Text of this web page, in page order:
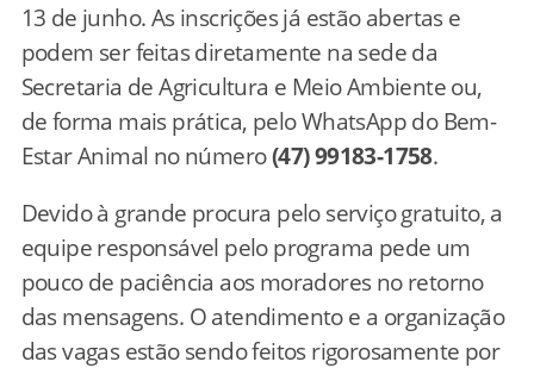
13 de junho. As inscrições já estão abertas e
podem ser feitas diretamente na sede da
Secretaria de Agricultura e Meio Ambiente ou,
de forma mais prática, pelo WhatsApp do Bem-
Estar Animal no número(47) 99183-1758.
Devido à grande procura pelo serviço gratuito, a
equipe responsável pelo programa pede um
pouco de paciência aos moradores no retorno
das mensagens. O atendimento e a organização
das vagas estão sendo feitos rigorosamente por